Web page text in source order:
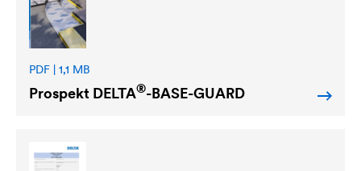
PDF | 1,1 MB
Prospekt DELTA®-BASE-GUARD